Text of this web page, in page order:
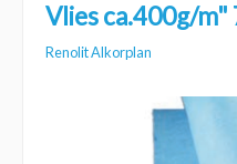
Vlies ca.400g/m"
Renolit Alkorplan